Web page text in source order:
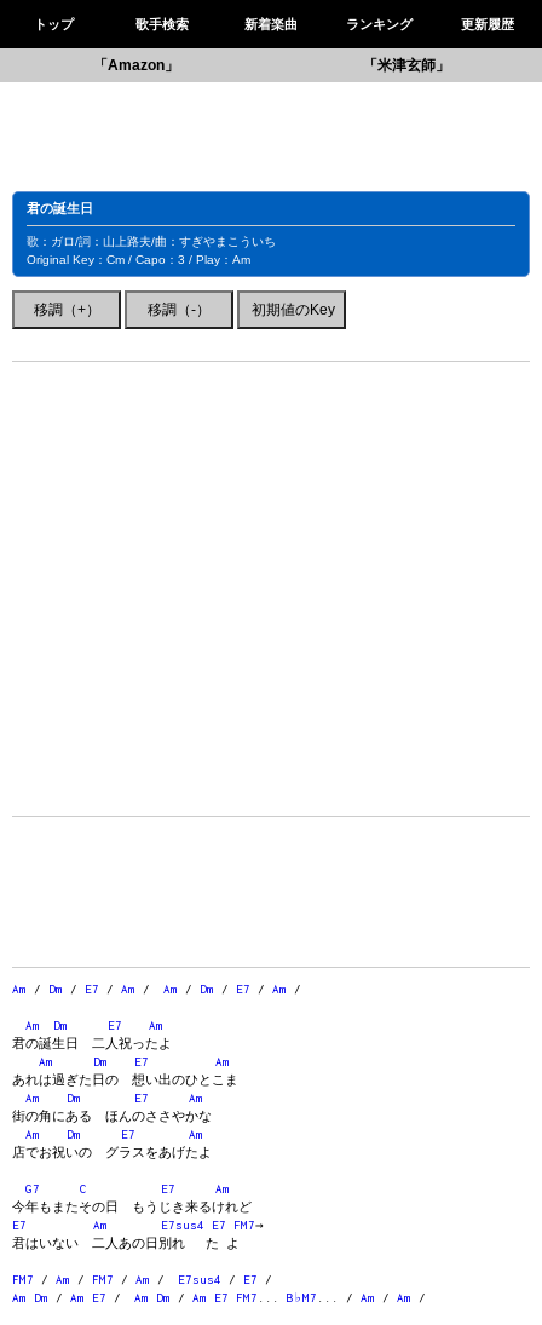
トップ 歌手検索 新着楽曲 ランキング 更新履歴
「Amazon」 「米津玄師」
君の誕生日
歌：ガロ/詞：山上路夫/曲：すぎやまこういち
Original Key：Cm / Capo：3 / Play：Am
Am / Dm / E7 / Am / Am / Dm / E7 / Am /
Am Dm E7
Am
君の誕生日 二人祝ったよ
Am
Dm E7
Am
あれは過ぎた日の 想い出のひとこま
Am
Dm E7
Am
街の角にある ほんのささやかな
Am
Dm E7
Am
店でお祝いの グラスをあげたよ
G7 C E7
Am
今年もまたその日 もうじき来るけれど
E7
Am E7sus4 E7 FM7→
君はいない 二人あの日別れ た よ
FM7 / Am / FM7 / Am / E7sus4 / E7 /
Am
Dm / Am E7 / Am Dm / Am E7 FM7 B♭M7 ... / Am / Am /